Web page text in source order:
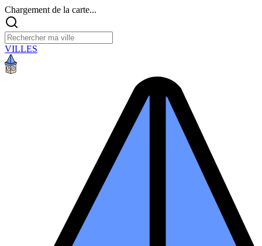
Chargement de la carte...
VILLES